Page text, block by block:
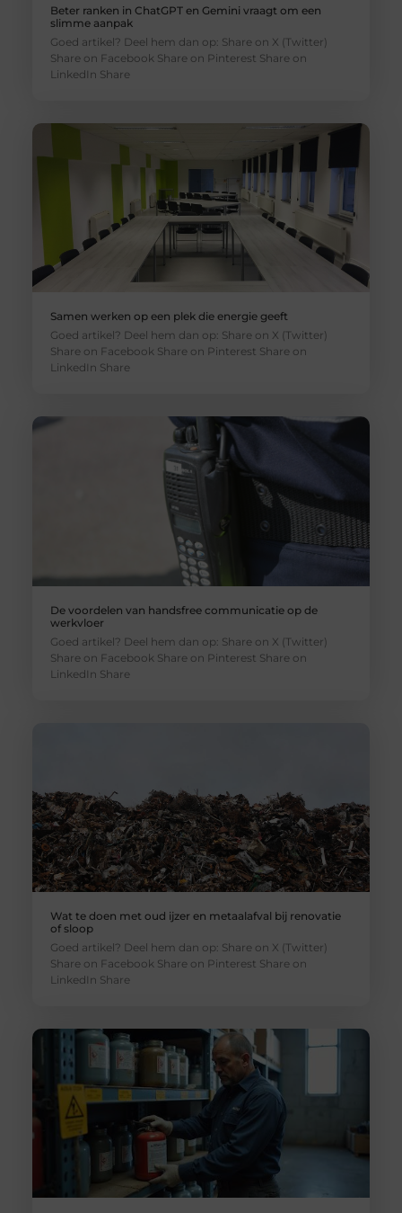
Beter ranken in ChatGPT en Gemini vraagt om een
slimme aanpak
Goed artikel? Deel hem dan op: Share on X (Twitter)
Share on Facebook Share on Pinterest Share on
LinkedIn Share
Samen werken op een plek die energie geeft
Goed artikel? Deel hem dan op: Share on X (Twitter)
Share on Facebook Share on Pinterest Share on
LinkedIn Share
De voordelen van handsfree communicatie op de
werkvloer
Goed artikel? Deel hem dan op: Share on X (Twitter)
Share on Facebook Share on Pinterest Share on
LinkedIn Share
Wat te doen met oud ijzer en metaalafval bij renovatie
of sloop
Goed artikel? Deel hem dan op: Share on X (Twitter)
Share on Facebook Share on Pinterest Share on
LinkedIn Share